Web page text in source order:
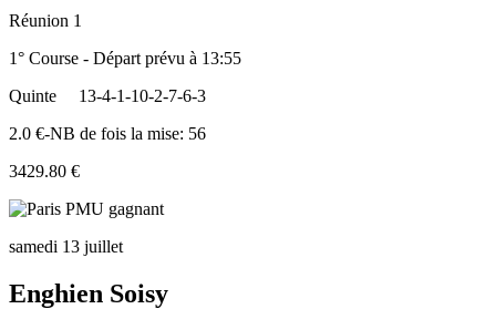
Réunion 1
1° Course - Départ prévu à 13:55
Quinte
13-4-1-10-2-7-6-3
2.0 €-NB de fois la mise: 56
3429.80 €
samedi 13 juillet
Enghien Soisy